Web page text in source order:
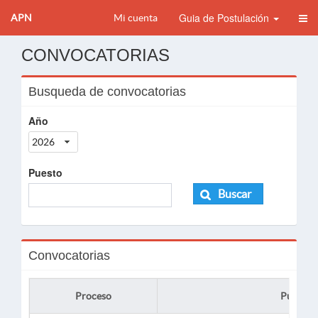
APN Mi cuenta Guia de Postulación
CONVOCATORIAS
Busqueda de convocatorias
Año
2026
Puesto
Buscar
Convocatorias
Proceso Puesto